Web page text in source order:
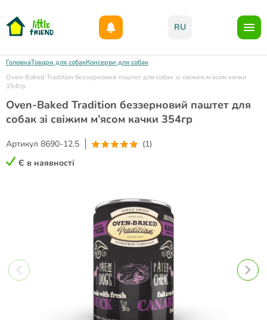
RU
ГоловнаТовари для собакКонсерви для собак
Oven-Baked Tradition беззерновий паштет для собак зі свіжим м’ясом качки
354гр
Oven-Baked Tradition беззерновий паштет для
собак зі свіжим м’ясом качки 354гр
Артикул 8690-12.5
(1)
Є в наявності